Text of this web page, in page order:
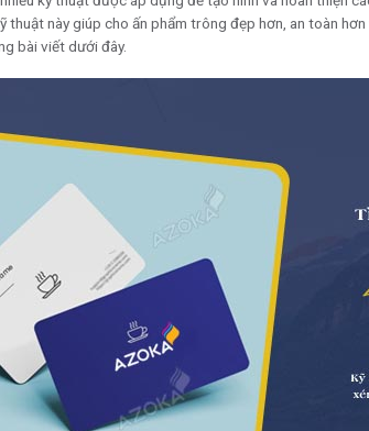
thuật này giúp cho ấn phẩm trông đẹp hơn, an toàn
bài viết dưới đây.